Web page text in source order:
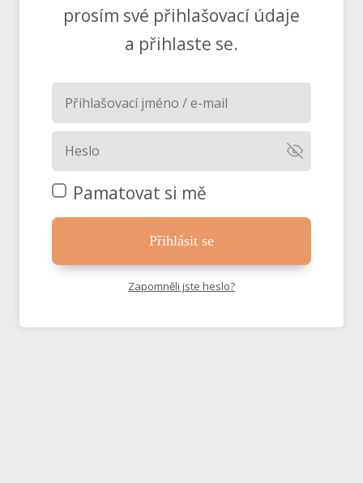
prosím své přihlašovací údaje
a přihlaste se.
Pamatovat si mě
Přihlásit se
Zapomněli jste heslo?